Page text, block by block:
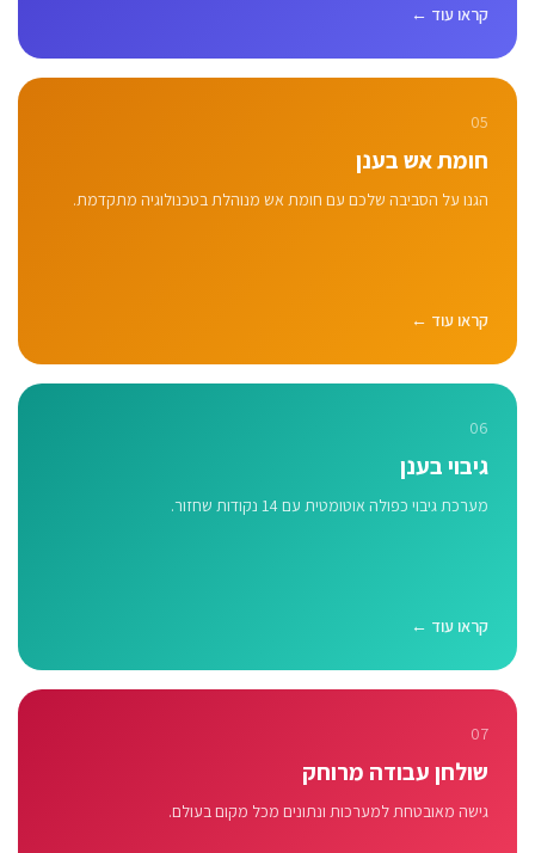
קראו עוד ←
05
חומת אש בענן
הגנו על הסביבה שלכם עם חומת אש מנוהלת בטכנולוגיה מתקדמת.
קראו עוד ←
06
גיבוי בענן
מערכת גיבוי כפולה אוטומטית עם 14 נקודות שחזור.
קראו עוד ←
07
שולחן עבודה מרוחק
גישה מאובטחת למערכות ונתונים מכל מקום בעולם.